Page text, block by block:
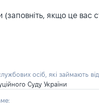
(заповніть, якщо це вас
осіб, які займають
Суду України